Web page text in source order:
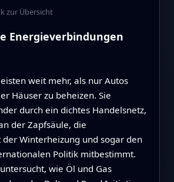
zur Übersicht
Energieverbindungen
weit mehr, als nur Autos
Häuser zu beheizen. Sie
durch ein dichtes Handelsnetz,
der Zapfsäule, die
Winterheizung und sogar den
Politik mitbestimmt.
wie Öl und Gas